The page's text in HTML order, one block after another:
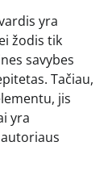
yra
žodis tik
savybes
Tačiau,
jis
yra